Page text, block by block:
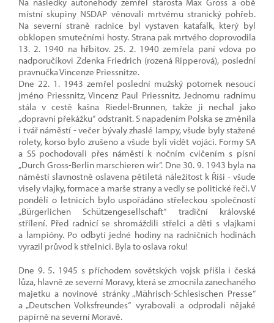
místní skupiny NSDAP věnovali mrtvému stranický pohřeb.
Na severní straně radnice byl vystaven katafalk, který byl
obklopen smutečními hosty. Strana pak mrtvého doprovodila
13. 2. 1940 na hřbitov. 25. 2. 1940 zemřela paní vdova po
nadporučíkovi Zdenka Friedrich (rozená Ripperová), poslední
pravnučka Vincenze Priessnitze.
Dne 22. 1. 1943 zemřel poslední mužský potomek nesoucí
jméno Priessnitz, Vincenz Paul Priessnitz. Jednomu radnímu
stála v cestě kašna Riedel-Brunnen, takže ji nechal jako
„dopravní překážku“ odstranit. S napadením Polska se změnila
i tvář náměstí - večer bývaly zhaslé lampy, všude byly stažené
rolety, korso bylo zrušeno a všude byli vidět vojáci. Formy SA
a SS pochodovali přes náměstí k nočním cvičením s písní
„Durch Gross-Berlin marschieren wir“. Dne 30. 9. 1943 byla na
náměstí slavnostně oslavena pětiletá náležitost k Říši - všude
visely vlajky, formace a marše strany a vedly se politické řeči. V
pondělí o letnicích bylo uspořádáno střeleckou společností
„Bürgerlichen Schützengesellschaft“ tradiční královské
střílení. Před radnicí se shromáždili střelci a děti s vlajkami
a lampióny. Po odbytí jedné hodiny na radničních hodinách
vyrazil průvod k střelnici. Byla to oslava roku!
Dne 9. 5. 1945 s příchodem sovětských vojsk přišla i česká
lůza, hlavně ze severní Moravy, která se zmocnila zanechaného
majetku a novinové stránky „Mährisch-Schlesischen Presse“
a „Deutschen Volksfreundes“ vyrabovali a odprodali nějaké
papírně na severní Moravě.